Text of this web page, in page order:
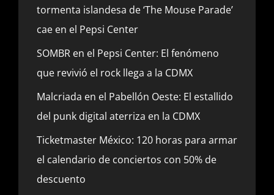
tormenta islandesa de ‘The Mouse Parade’
cae en el Pepsi Center
SOMBR en el Pepsi Center: El fenómeno
que revivió el rock llega a la CDMX
Malcriada en el Pabellón Oeste: El estallido
del punk digital aterriza en la CDMX
Ticketmaster México: 120 horas para armar
el calendario de conciertos con 50% de
descuento